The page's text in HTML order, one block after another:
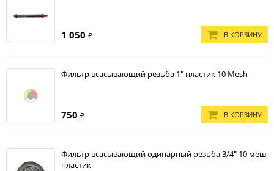
1 050 ₽ В КОРЗИНУ
Фильтр всасывающий резьба 1" пластик 10 Mesh
750 ₽ В КОРЗИНУ
Фильтр всасывающий одинарный резьба 3/4" 10 меш
пластик